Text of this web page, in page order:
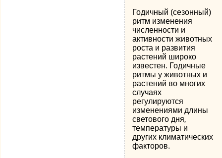
Годичный (сезонный)
ритм изменения
численности и
активности животных
роста и развития
растений широко
известен. Годичные
ритмы у животных и
растений во многих
случаях
регулируются
изменениями длины
светового дня,
температуры и
других климатических
факторов.